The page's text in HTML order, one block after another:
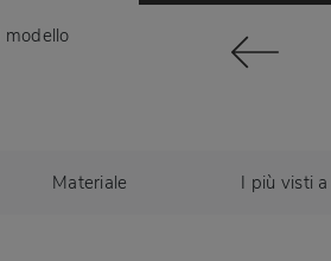
Materiale I più visti a